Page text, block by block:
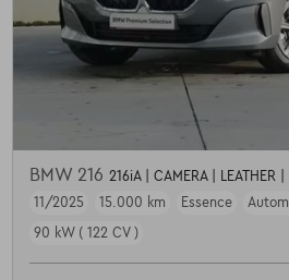
BMW 216 216iA | CAMERA | LEATHER |
11/2025
15.000 km Essence
90 kW ( 122 CV )